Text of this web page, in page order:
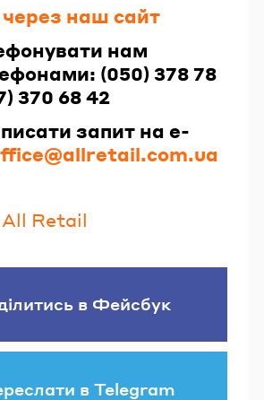
наш сайт
нам
(050) 378 78
370 68 42
запит на e-
All Retail
в Фейсбук
в Telegram